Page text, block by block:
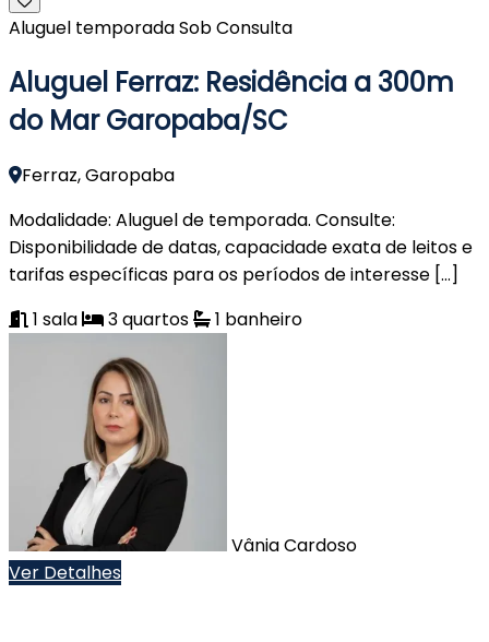
Aluguel temporadaSob Consulta
Aluguel Ferraz: Residência a 300m
do Mar Garopaba/SC
Ferraz, Garopaba
Modalidade: Aluguel de temporada. Consulte:
Disponibilidade de datas, capacidade exata de leitos e
tarifas específicas para os períodos de interesse […]
1 sala 3quartos 1 banheiro
Vânia Cardoso
Ver Detalhes